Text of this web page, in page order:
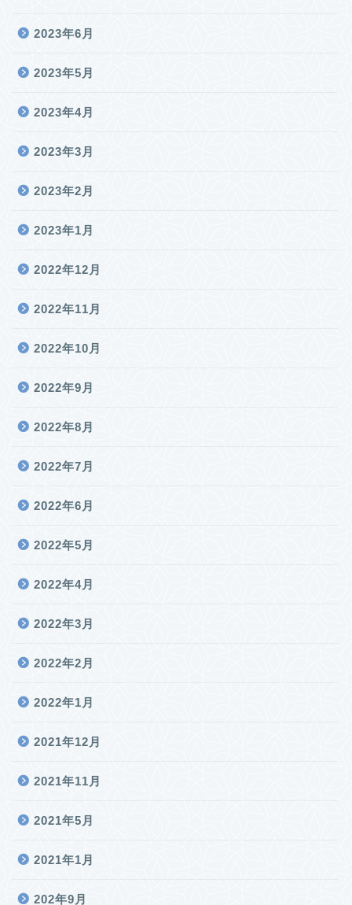
2023年6月
2023年5月
2023年4月
2023年3月
2023年2月
2023年1月
2022年12月
2022年11月
2022年10月
2022年9月
2022年8月
2022年7月
2022年6月
2022年5月
2022年4月
2022年3月
2022年2月
2022年1月
2021年12月
2021年11月
2021年5月
2021年1月
202年9月